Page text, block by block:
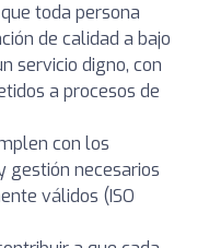
toda persona
de calidad a bajo
servicio digno, con
a procesos de
con los
gestión necesarios
válidos (ISO